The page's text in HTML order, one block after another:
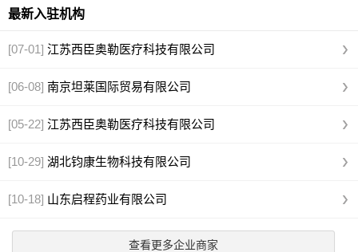
最新入驻机构
[07-01] 江苏西臣奥勒医疗科技有限公司
[06-08] 南京坦莱国际贸易有限公司
[05-22] 江苏西臣奥勒医疗科技有限公司
[10-29] 湖北钧康生物科技有限公司
[10-18] 山东启程药业有限公司
查看更多企业商家